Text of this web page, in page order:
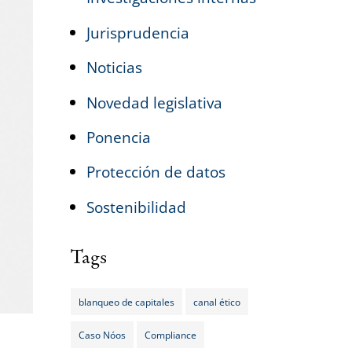
Jurisprudencia
Noticias
Novedad legislativa
Ponencia
Protección de datos
Sostenibilidad
Tags
blanqueo de capitales canal ético
Caso Nóos Compliance